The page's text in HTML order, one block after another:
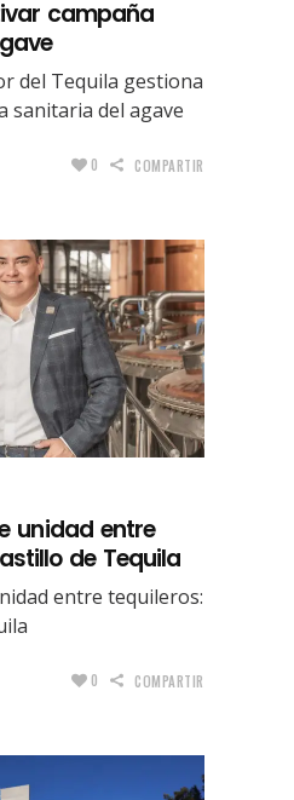
campaña
del Tequila gestiona
sanitaria del agave
0 COMPARTIR
unidad entre
de Tequila
entre tequileros:
0 COMPARTIR